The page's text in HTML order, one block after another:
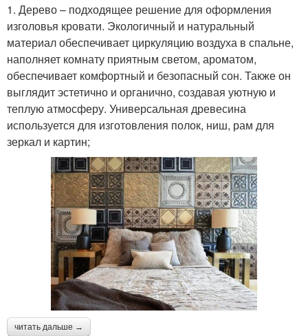
1. Дерево – подходящее решение для оформления
изголовья кровати. Экологичный и натуральный
материал обеспечивает циркуляцию воздуха в спальне,
наполняет комнату приятным светом, ароматом,
обеспечивает комфортный и безопасный сон. Также он
выглядит эстетично и органично, создавая уютную и
теплую атмосферу. Универсальная древесина
используется для изготовления полок, ниш, рам для
зеркал и картин;
читать дальше →